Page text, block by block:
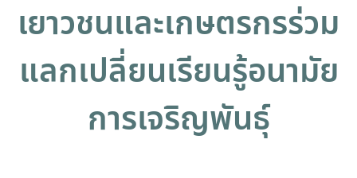
เยาวชนและเกษตรกรร่วม
แลกเปลี่ยนเรียนรู้อนามัย
การเจริญพันธุ์